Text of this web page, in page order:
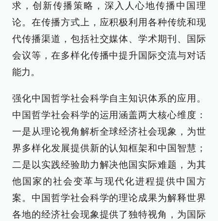
求，创新传播策略，深入人心地传播中国理
论。在传播方式上，应积极利用各种传统和现
代传播渠道，包括社交媒体、学术期刊、国际
会议等，在多样化传播中提升国际交流与对话
能力。
强化中国哲学社会科学自主知识体系的应用。
中国哲学社会科学的运用涵盖两大核心维度：
一是从理论视角解析全球经济社会现象，为世
界多样化发展提供新的认知框架和中国智慧；
二是以实践经验助力解决他国实际难题，为其
他国家的社会变革与现代化进程提供中国方
案。中国哲学社会科学的理论成果为解释世界
各地的经济社会现象提供了独特视角，为国际